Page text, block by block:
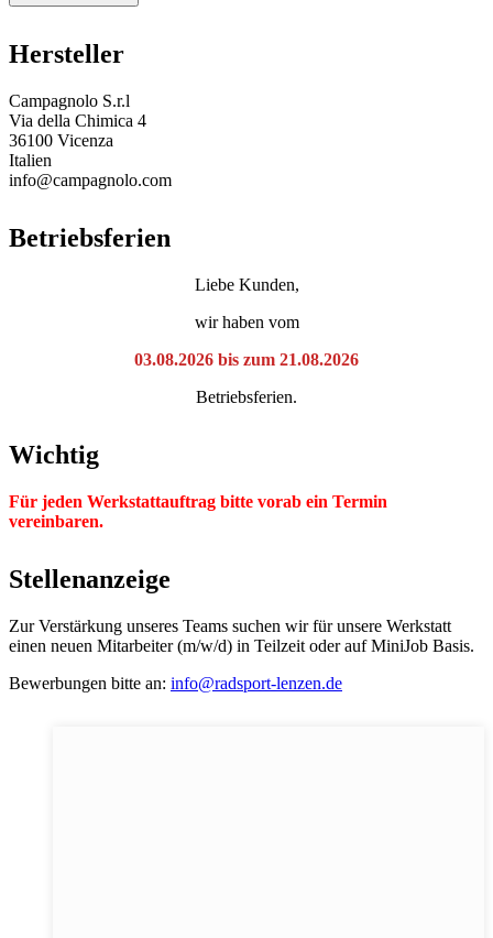
Hersteller
Campagnolo S.r.l
Via della Chimica 4
36100 Vicenza
Italien
info@campagnolo.com
Betriebsferien
Liebe Kunden,
wir haben vom
03.08.2026 bis zum 21.08.2026
Betriebsferien.
Wichtig
Für jeden Werkstattauftrag bitte vorab ein Termin
vereinbaren.
Stellenanzeige
Zur Verstärkung unseres Teams suchen wir für unsere Werkstatt
einen neuen Mitarbeiter (m/w/d) in Teilzeit oder auf MiniJob Basis.
Bewerbungen bitte an: info@radsport-lenzen.de